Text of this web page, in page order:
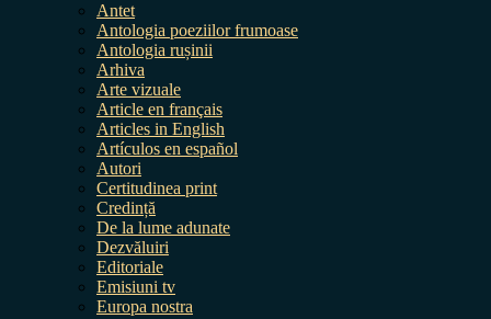
Antet
Antologia poeziilor frumoase
Antologia rușinii
Arhiva
Arte vizuale
Article en français
Articles in English
Artículos en español
Autori
Certitudinea print
Credință
De la lume adunate
Dezvăluiri
Editoriale
Emisiuni tv
Europa nostra